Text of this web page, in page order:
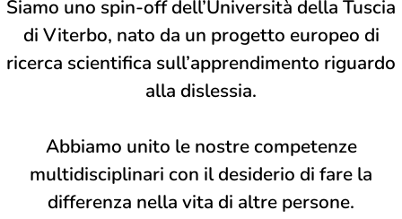
Siamo uno spin-off dell’Università della Tuscia
di Viterbo, nato da un progetto europeo di
ricerca scientifica sull’apprendimento riguardo
alla dislessia.
Abbiamo unito le nostre competenze
multidisciplinari con il desiderio di fare la
differenza nella vita di altre persone.